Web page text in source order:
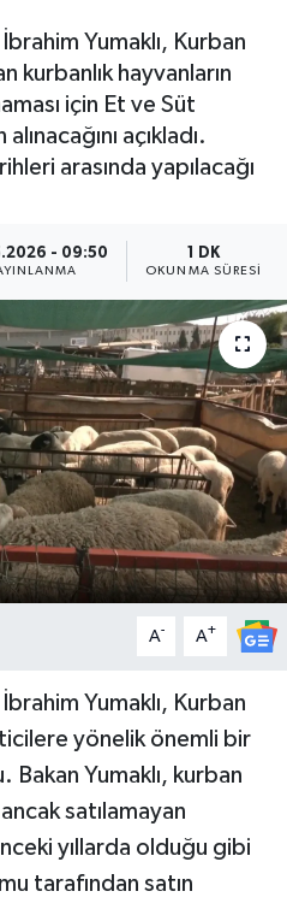
Yumaklı, Kurban
kurbanlık hayvanların
için Et ve Süt
açıkladı.
arasında yapılacağı
- 09:50 1 DK
OKUNMA SÜRESI
A- A+
Yumaklı, Kurban
yönelik önemli bir
Bakan Yumaklı, kurban
satılamayan
yıllarda olduğu gibi
tarafından satın